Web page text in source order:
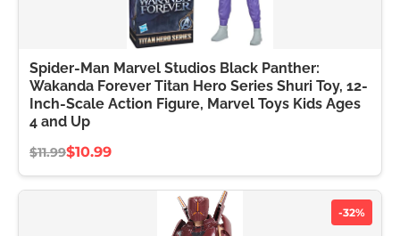
Spider-Man Marvel Studios Black Panther:
Wakanda Forever Titan Hero Series Shuri Toy, 12-
Inch-Scale Action Figure, Marvel Toys Kids Ages
4 and Up
$11.99$10.99
-32%